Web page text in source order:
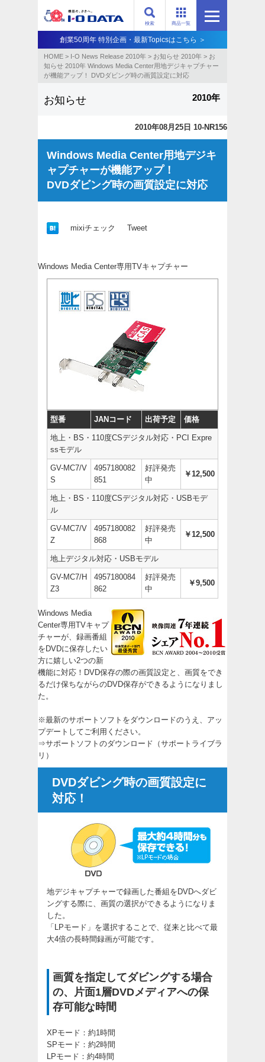
商品一覧
検索
創業50周年 特別企画・最新Topicsはこちら ＞
HOME > I-O News Release 2010年 > お知らせ 2010年 > お
知らせ 2010年 Windows Media Center用地デジキャプチャー
が機能アップ！ DVDダビング時の画質設定に対応
お知らせ 2010年
2010年08月25日 10-NR156
Windows Media Center用地デジキ
ャプチャーが機能アップ！
DVDダビング時の画質設定に対応
mixiチェック Tweet
Windows Media Center専用TVキャプチャー
型番 JANコード 出荷予定 価格
地上・BS・110度CSデジタル対応・PCI Expre
ssモデル
GV-MC7/V
S
4957180082
851
好評発売
中
￥12,500
地上・BS・110度CSデジタル対応・USBモデ
ル
GV-MC7/V
Z
4957180082
868
好評発売
中
￥12,500
地上デジタル対応・USBモデル
GV-MC7/H
Z3
4957180084
862
好評発売
中
￥9,500
Windows Media
Center専用TVキャプ
チャーが、録画番組
をDVDに保存したい
方に嬉しい2つの新
機能に対応！DVD保存の際の画質設定と、画質をでき
るだけ保ちながらのDVD保存ができるようになりまし
た。
※最新のサポートソフトをダウンロードのうえ、アッ
プデートしてご利用ください。
⇒サポートソフトのダウンロード（サポートライブラ
リ）
DVDダビング時の画質設定に
対応！
地デジキャプチャーで録画した番組をDVDへダビ
ングする際に、画質の選択ができるようになりま
した。
「LPモード」を選択することで、従来と比べて最
大4倍の長時間録画が可能です。
画質を指定してダビングする場合
の、片面1層DVDメディアへの保
存可能な時間
XPモード：約1時間
SPモード：約2時間
LPモード：約4時間